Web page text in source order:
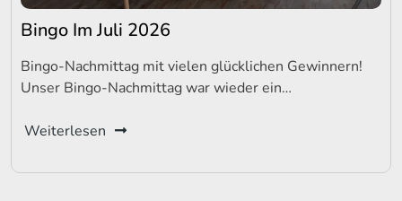
Bingo Im Juli 2026
Bingo-Nachmittag mit vielen glücklichen Gewinnern!
Unser Bingo-Nachmittag war wieder ein…
Weiterlesen